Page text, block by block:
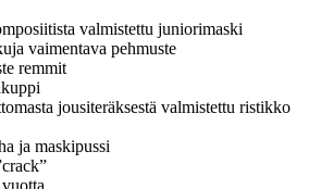
valmistettu juniorimaski
vaimentava pehmuste
remmit
jousiteräksestä valmistettu ristikko
ja maskipussi